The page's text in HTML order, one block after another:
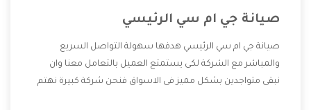
صيانة جي ام سي الرئيسي
صيانة جي ام سي الرئيسي هدفها سهولة التواصل السريع
والمباشر مع الشركة لكى يستمتع العميل بالتعامل معنا وان
نبقى متواجدين بشكل مميز فى الاسواق فنحن شركة كبيرة نهتم